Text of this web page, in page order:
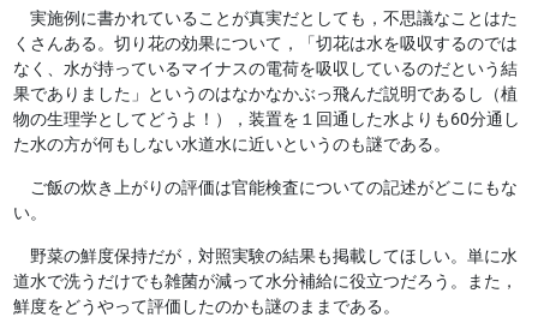
実施例に書かれていることが真実だとしても，不思議なことはた
くさんある。切り花の効果について，「切花は水を吸収するのでは
なく、水が持っているマイナスの電荷を吸収しているのだという結
果でありました」というのはなかなかぶっ飛んだ説明であるし（植
物の生理学としてどうよ！），装置を１回通した水よりも60分通し
た水の方が何もしない水道水に近いというのも謎である。
ご飯の炊き上がりの評価は官能検査についての記述がどこにもな
い。
野菜の鮮度保持だが，対照実験の結果も掲載してほしい。単に水
道水で洗うだけでも雑菌が減って水分補給に役立つだろう。また，
鮮度をどうやって評価したのかも謎のままである。